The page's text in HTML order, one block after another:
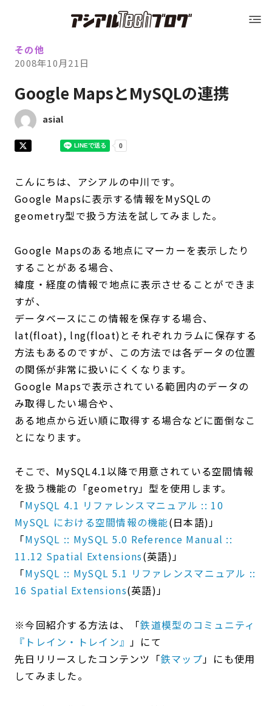
アシアルTechブログ
Blog トップ
運営会社（アシアル株式会社）
採用情報
会社概要
お問い合わせ
その他
2008年10月21日
Google MapsとMySQLの連携
asial
こんにちは、アシアルの中川です。
Google Mapsに表示する情報をMySQLの
geometry型で扱う方法を試してみました。
Google Mapsのある地点にマーカーを表示したり
することがある場合、
緯度・経度の情報で地点に表示させることができま
すが、
データベースにこの情報を保存する場合、
lat(float), lng(float)とそれぞれカラムに保存する
方法もあるのですが、この方法では各データの位置
の関係が非常に扱いにくくなります。
Google Mapsで表示されている範囲内のデータの
み取得したい場合や、
ある地点から近い順に取得する場合などに面倒なこ
とになります。
そこで、MySQL4.1以降で用意されている空間情報
を扱う機能の「geometry」型を使用します。
「MySQL 4.1 リファレンスマニュアル :: 10
MySQL における空間情報の機能(日本語)」
「MySQL :: MySQL 5.0 Reference Manual ::
11.12 Spatial Extensions(英語)」
「MySQL :: MySQL 5.1 リファレンスマニュアル ::
16 Spatial Extensions(英語)」
※今回紹介する方法は、「鉄道模型のコミュニティ
『トレイン・トレイン』」にて
先日リリースしたコンテンツ「鉄マップ」にも使用
してみました。